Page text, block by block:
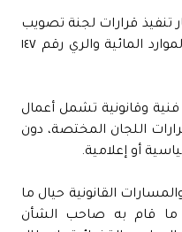
تنفيذ قرارات لجنة تصويب
التواجدات، وتنفيذًا لأحكام قانون الموارد المائية والري رقم ١٤٧
وقانونية تشمل أعمال
اللجان المختصة، دون
أو إعلامية.
القانونية حيال ما
ما قام به صاحب الشأن